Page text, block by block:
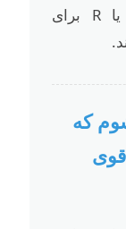
برای تحلیل‌های مکانی، و SPSS یا R برای
که